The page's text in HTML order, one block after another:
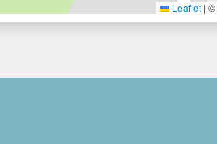
Leaflet | ©